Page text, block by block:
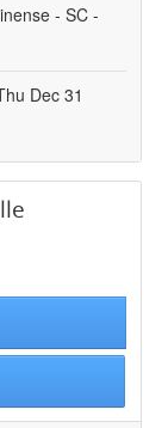
- SC -
Dec 31